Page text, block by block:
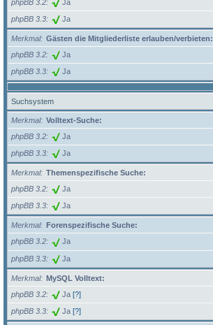
phpBB 3.2
Ja
phpBB 3.3 Ja
Merkmal
Gästen die Mitgliederliste erlauben/verbieten:
phpBB 3.2
Ja
phpBB 3.3 Ja
Suchsystem
Merkmal
Volltext-Suche:
phpBB 3.2
Ja
phpBB 3.3 Ja
Merkmal
Themenspezifische Suche:
phpBB 3.2
Ja
phpBB 3.3 Ja
Merkmal
Forenspezifische Suche:
phpBB 3.2
Ja
phpBB 3.3 Ja
Merkmal
MySQL Volltext:
phpBB 3.2
Ja [?]
phpBB 3.3 Ja [?]